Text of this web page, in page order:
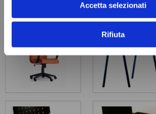
Accetta selezionati
Rifiuta